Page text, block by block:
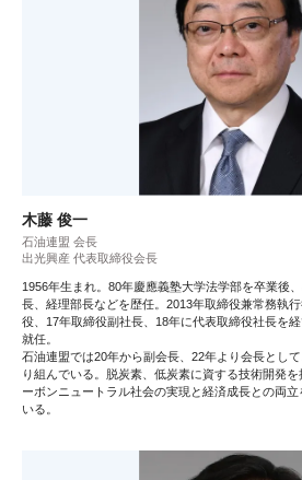
木藤 俊一
石油連盟 会長
出光興産 代表取締役会長
1956年生まれ。80年慶應義塾大学法学部を卒業後
長、経理部長などを歴任。2013年取締役兼常務執
役、17年取締役副社長、18年に代表取締役社長を
就任。
石油連盟では20年から副会長、22年より会長とし
り組んでいる。脱炭素、低炭素に資する技術開発
ーボンニュートラル社会の実現と経済成長との両
いる。